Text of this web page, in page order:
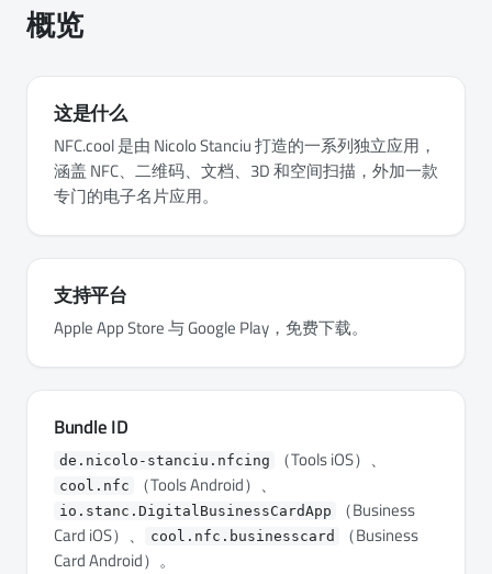
概览
这是什么
NFC.cool 是由 Nicolo Stanciu 打造的一系列独立应用，
涵盖 NFC、二维码、文档、3D 和空间扫描，外加一款
专门的电子名片应用。
支持平台
Apple App Store 与 Google Play，免费下载。
Bundle ID
de.nicolo-stanciu.nfcing （Tools iOS）、
cool.nfc （Tools Android）、
io.stanc.DigitalBusinessCardApp
（Business
Card iOS）、
cool.nfc.businesscard
（Business
Card Android）。